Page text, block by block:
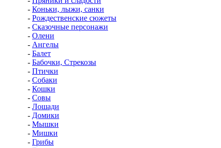
- Коньки, лыжи, санки
- Рождественские сюжеты
- Сказочные персонажи
- Олени
- Ангелы
- Балет
- Бабочки, Стрекозы
- Птички
- Собаки
- Кошки
- Совы
- Лошади
- Домики
- Мышки
- Мишки
- Грибы